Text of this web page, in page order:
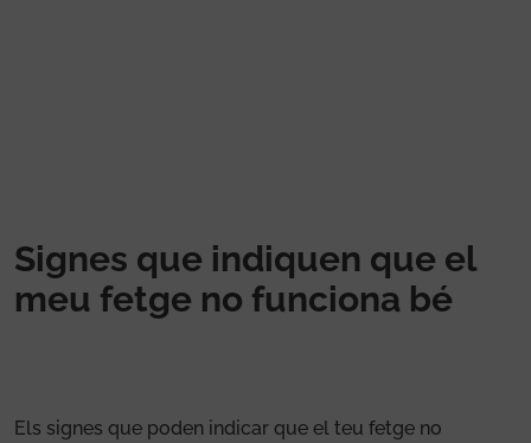
Signes que indiquen que el
meu fetge no funciona bé
Els signes que poden indicar que el teu fetge no